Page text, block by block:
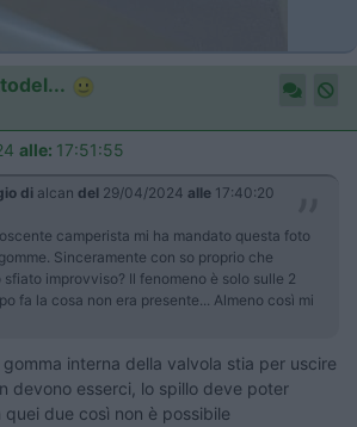
alle: 17:51:55
di alcan del 29/04/2024 alle 17:40:20
camperista mi ha mandato questa foto
Sinceramente con so proprio che
improvviso? Il fenomeno è solo sulle 2
fa la cosa non era presente... Almeno così mi
interna della valvola stia per uscire
devono esserci, lo spillo deve poter
due così non è possibile